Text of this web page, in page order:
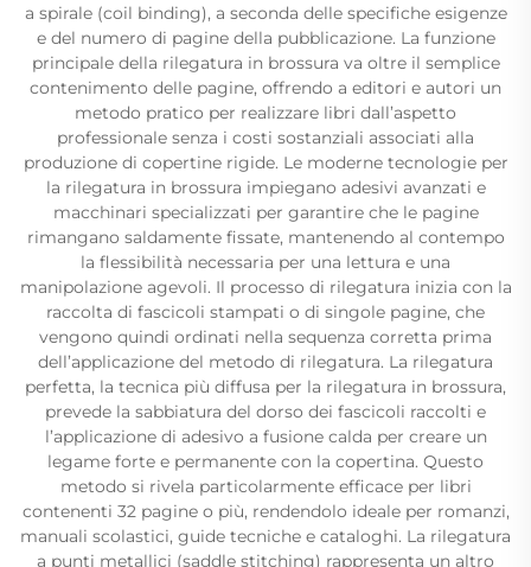
a spirale (coil binding), a seconda delle specifiche esigenze
e del numero di pagine della pubblicazione. La funzione
principale della rilegatura in brossura va oltre il semplice
contenimento delle pagine, offrendo a editori e autori un
metodo pratico per realizzare libri dall’aspetto
professionale senza i costi sostanziali associati alla
produzione di copertine rigide. Le moderne tecnologie per
la rilegatura in brossura impiegano adesivi avanzati e
macchinari specializzati per garantire che le pagine
rimangano saldamente fissate, mantenendo al contempo
la flessibilità necessaria per una lettura e una
manipolazione agevoli. Il processo di rilegatura inizia con la
raccolta di fascicoli stampati o di singole pagine, che
vengono quindi ordinati nella sequenza corretta prima
dell’applicazione del metodo di rilegatura. La rilegatura
perfetta, la tecnica più diffusa per la rilegatura in brossura,
prevede la sabbiatura del dorso dei fascicoli raccolti e
l’applicazione di adesivo a fusione calda per creare un
legame forte e permanente con la copertina. Questo
metodo si rivela particolarmente efficace per libri
contenenti 32 pagine o più, rendendolo ideale per romanzi,
manuali scolastici, guide tecniche e cataloghi. La rilegatura
a punti metallici (saddle stitching) rappresenta un altro